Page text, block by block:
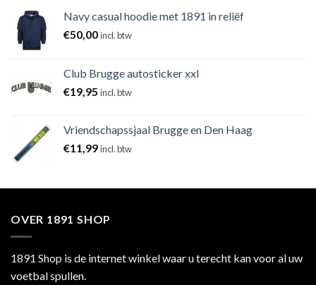
Navy casual hoodie met 1891 in reliëf
€50,00incl. btw
Club Brugge autosticker xxl
€19,95 incl. btw
Vriendschapssjaal Brugge en Den Haag
€11,99incl. btw
OVER 1891 SHOP
1891 Shop is de internet winkel waar u terecht kan voor al uw
voetbal spullen.